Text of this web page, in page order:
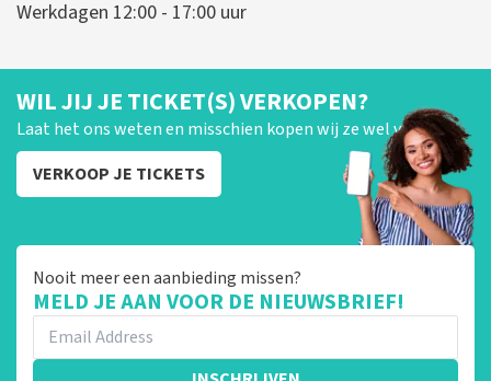
Werkdagen 12:00 - 17:00 uur
WIL JIJ JE TICKET(S) VERKOPEN?
Laat het ons weten en misschien kopen wij ze wel van je!
VERKOOP JE TICKETS
Nooit meer een aanbieding missen?
MELD JE AAN VOOR DE NIEUWSBRIEF!